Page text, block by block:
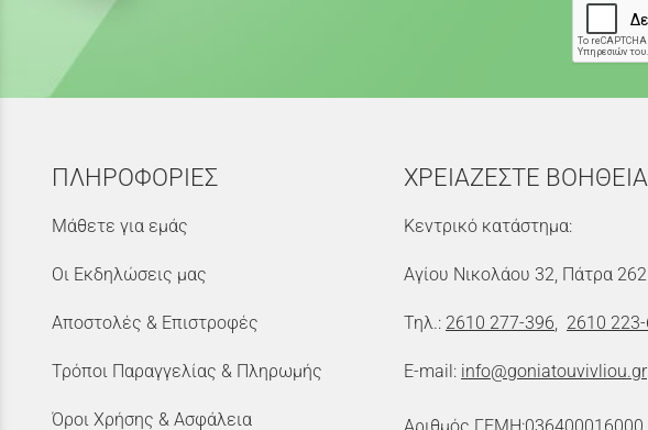
ΠΛΗΡΟΦΟΡΙΕΣ
Μάθετε για εμάς
Οι Εκδηλώσεις μας
Αποστολές & Επιστροφές
Τρόποι Παραγγελίας & Πληρωμής
Όροι Χρήσης & Ασφάλεια
ΧΡΕΙΑΖΕΣΤΕ
Κεντρικό κατάστημα:
Αγίου Νικολάου 32, Πάτρα 262
Τηλ.: 2610 277-396, 2610
E-mail: info@goniatouvivliou.gr